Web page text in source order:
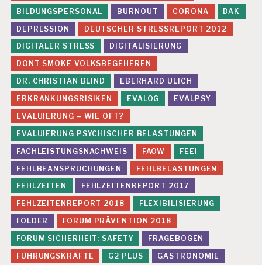
EI
T
S
S
C
H
U
T
Z
J
U
D
I
K
A
T
U
R
Z
U
R
E
V
BILDUNGSPERSONAL
BURNOUT CORONA
DAK
DEPRESSION
DEUTSCHER STRESSREPORT 2012
DIGITALER STRESS
DIGITALISIERUNG
DONT SMOKE VOLKSBEGEHEREN
DR. CHRISTIAN BLIND
EBERHARD ULICH
ERKRANKUNGSRISIKEN
EVALOG
EVALPSY
EVALUIERUNG – WIE OFT?
EVALUIERUNG PSYCHISCHER BELASTUNGEN
FACHLEISTUNGSNACHWEIS
FAOW
FEEI
FEHLBEANSPRUCHUNGEN
FEHLBELASTUNGEN
FEHLZEITEN
FEHLZEITENREPORT 2017
FEHLZEITENREPORT 2018
FLEXIBILISIERUNG
FOLDER
FORUM PRÄVENTION 2018
FORUM SICHERHEIT: SAFETY
FRAGEBOGEN
FÜHRUNGSKRÄFTE
G2 PLUS
GASTRONOMIE